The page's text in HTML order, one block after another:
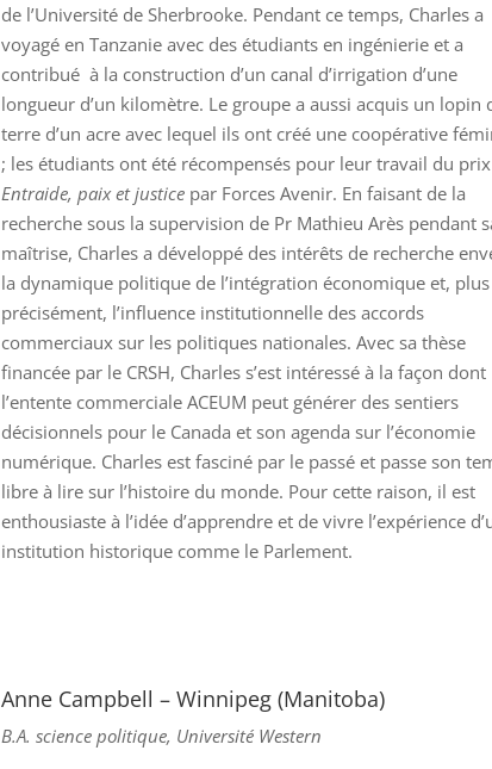
de l’Université de Sherbrooke. Pendant ce temps, Charles a
voyagé en Tanzanie avec des étudiants en ingénierie et a
contribué à la construction d’un canal d’irrigation d’une
longueur d’un kilomètre. Le groupe a aussi acquis un lopin
terre d’un acre avec lequel ils ont créé une coopérative
; les étudiants ont été récompensés pour leur travail du prix
Entraide, paix et justice par Forces Avenir. En faisant de la
recherche sous la supervision de Pr Mathieu Arès pendant
maîtrise, Charles a développé des intérêts de recherche
la dynamique politique de l’intégration économique et, plus
précisément, l’influence institutionnelle des accords
commerciaux sur les politiques nationales. Avec sa thèse
financée par le CRSH, Charles s’est intéressé à la façon dont
l’entente commerciale ACEUM peut générer des sentiers
décisionnels pour le Canada et son agenda sur l’économie
numérique. Charles est fasciné par le passé et passe son
libre à lire sur l’histoire du monde. Pour cette raison, il est
enthousiaste à l’idée d’apprendre et de vivre l’expérience
institution historique comme le Parlement.
Anne Campbell – Winnipeg (Manitoba)
B.A. science politique, Université Western